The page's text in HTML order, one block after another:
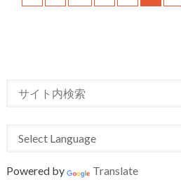
Powered by Translate